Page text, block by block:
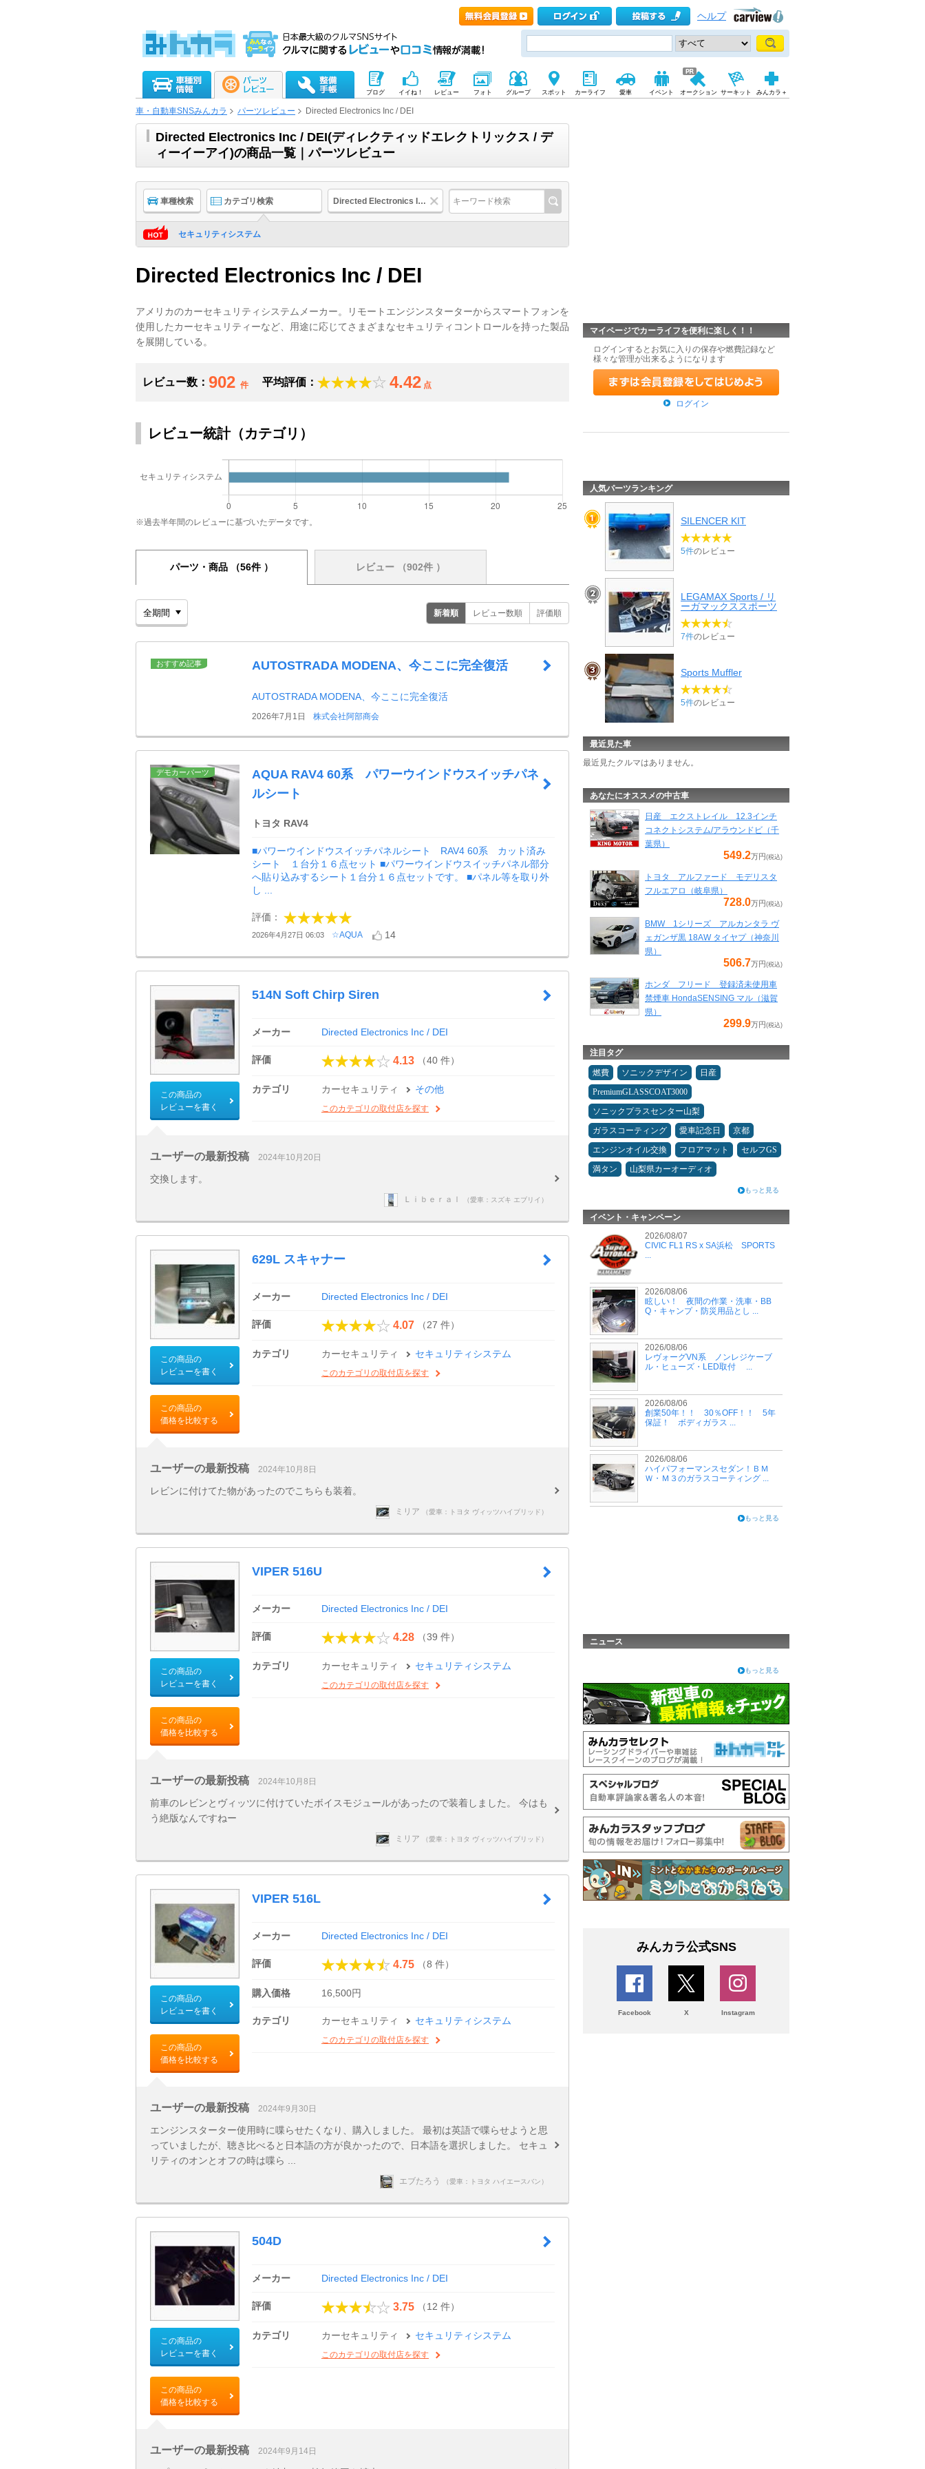
ヘルプ
ブログ イイね！ レビュー フォト グループ スポット カーライフ 愛車 イベント オークション サーキット みんカラ＋
車・自動車SNSみんカラ パーツレビュー Directed Electronics Inc / DEI
Directed Electronics Inc / DEI(ディレクティッドエレクトリックス / デ
ィーイーアイ)の商品一覧｜パーツレビュー
車種検索 カテゴリ検索 Directed Electronics Inc / DEI
セキュリティシステム
Directed Electronics Inc / DEI
アメリカのカーセキュリティシステムメーカー。リモートエンジンスターターからスマートフォンを
使用したカーセキュリティーなど、用途に応じてさまざまなセキュリティコントロールを持った製品
を展開している。
レビュー数： 902 件 平均評価： 4.42 点
レビュー統計（カテゴリ）
※過去半年間のレビューに基づいたデータです。
パーツ・商品 （56件 ） レビュー （902件 ）
新着順 レビュー数順 評価順
おすすめ記事 AUTOSTRADA MODENA、今ここに完全復活
AUTOSTRADA MODENA、今ここに完全復活
2026年7月1日 株式会社阿部商会
デモカーパーツ
AQUA RAV4 60系 パワーウインドウスイッチパネ
ルシート
トヨタ RAV4
■パワーウインドウスイッチパネルシート RAV4 60系 カット済み
シート １台分１６点セット ■パワーウインドウスイッチパネル部分
へ貼り込みするシート１台分１６点セットです。 ■パネル等を取り外
し ...
評価：
2026年4月27日 06:03 ☆AQUA 14
この商品の
レビューを書く
514N Soft Chirp Siren
メーカー Directed Electronics Inc / DEI
評価 4.13 （40 件）
カテゴリ カーセキュリティ その他
このカテゴリの取付店を探す
ユーザーの最新投稿 2024年10月20日
交換します。
Ｌｉｂｅｒａｌ （愛車：スズキ エブリイ）
この商品の
レビューを書く
この商品の
価格を比較する
629L スキャナー
メーカー Directed Electronics Inc / DEI
評価 4.07 （27 件）
カテゴリ カーセキュリティ セキュリティシステム
このカテゴリの取付店を探す
ユーザーの最新投稿 2024年10月8日
レビンに付けてた物があったのでこちらも装着。
ミリア （愛車：トヨタ ヴィッツハイブリッド）
この商品の
レビューを書く
この商品の
価格を比較する
VIPER 516U
メーカー Directed Electronics Inc / DEI
評価 4.28 （39 件）
カテゴリ カーセキュリティ セキュリティシステム
このカテゴリの取付店を探す
ユーザーの最新投稿 2024年10月8日
前車のレビンとヴィッツに付けていたボイスモジュールがあったので装着しました。 今はも
う絶版なんですねー
ミリア （愛車：トヨタ ヴィッツハイブリッド）
この商品の
レビューを書く
この商品の
価格を比較する
VIPER 516L
メーカー Directed Electronics Inc / DEI
評価 4.75 （8 件）
購入価格 16,500円
カテゴリ カーセキュリティ セキュリティシステム
このカテゴリの取付店を探す
ユーザーの最新投稿 2024年9月30日
エンジンスターター使用時に喋らせたくなり、購入しました。 最初は英語で喋らせようと思
っていましたが、聴き比べると日本語の方が良かったので、日本語を選択しました。 セキュ
リティのオンとオフの時は喋ら ...
エブたろう （愛車：トヨタ ハイエースバン）
この商品の
レビューを書く
この商品の
価格を比較する
504D
メーカー Directed Electronics Inc / DEI
評価 3.75 （12 件）
カテゴリ カーセキュリティ セキュリティシステム
このカテゴリの取付店を探す
ユーザーの最新投稿 2024年9月14日
マイページでカーライフを便利に楽しく！！
ログインするとお気に入りの保存や燃費記録など
様々な管理が出来るようになります
ログイン
人気パーツランキング
SILENCER KIT
5件のレビュー
LEGAMAX Sports / リ
ーガマックススポーツ
7件のレビュー
Sports Muffler
5件のレビュー
最近見た車
最近見たクルマはありません。
あなたにオススメの中古車
日産 エクストレイル 12.3インチ
コネクトシステム/アラウンドビ（千
葉県）
549.2万円(税込)
トヨタ アルファード モデリスタ
フルエアロ（岐阜県）
728.0万円(税込)
BMW 1シリーズ アルカンタラ ヴ
ェガンザ黒 18AW タイヤプ（神奈川
県）
506.7万円(税込)
ホンダ フリード 登録済未使用車
禁煙車 HondaSENSING マル（滋賀
県）
299.9万円(税込)
注目タグ
燃費 ソニックデザイン
日産
PremiumGLASSCOAT3000
ソニックプラスセンター山梨
ガラスコーティング
愛車記念日
京都
エンジンオイル交換
フロアマット
セルフGS
満タン
山梨県カーオーディオ
もっと見る
イベント・キャンペーン
2026/08/07
CIVIC FL1 RS x SA浜松 SPORTS
...
2026/08/06
眩しい！ 夜間の作業・洗車・BB
Q・キャンプ・防災用品とし ...
2026/08/06
レヴォーグVN系 ノンレジケーブ
ル・ヒューズ・LED取付 ...
2026/08/06
創業50年！！ 30％OFF！！ 5年
保証！ ボディガラス ...
2026/08/06
ハイパフォーマンスセダン！ＢＭ
Ｗ・Ｍ３のガラスコーティング ...
もっと見る
ニュース
もっと見る
みんカラ公式SNS
Facebook X Instagram